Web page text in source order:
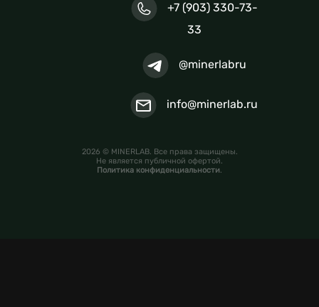
+7 (903) 330-73-
33
@minerlabru
info@minerlab.ru
2026 © MINERLAB. Все права защищены.
Не является публичной офертой.
Политика конфиденциальности.